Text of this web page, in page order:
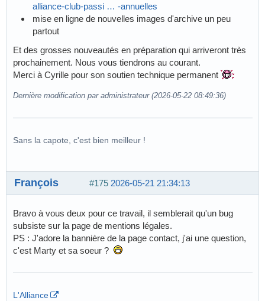
alliance-club-passi … -annuelles
mise en ligne de nouvelles images d'archive un peu
partout
Et des grosses nouveautés en préparation qui arriveront très
prochainement. Nous vous tiendrons au courant.
Merci à Cyrille pour son soutien technique permanent
Dernière modification par administrateur (2026-05-22 08:49:36)
Sans la capote, c'est bien meilleur !
#175 2026-05-21 21:34:13
François
Bravo à vous deux pour ce travail, il semblerait qu'un bug
subsiste sur la page de mentions légales.
PS : J'adore la bannière de la page contact, j'ai une question,
c'est Marty et sa soeur ?
L'Alliance